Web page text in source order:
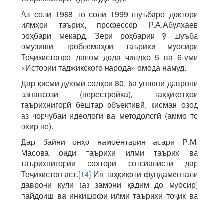
Аз соли 1988 то соли 1999 шуъбаро доктори
илмҳои таърих, профессор Р.А.Абулхаев
роҳбари мекард. Зери роҳбарии ӯ шуъба
омузиши проблемаҳои таърихи муосири
Тоҷикистонро давом дода ҷилдҳо 5 ва 6-уми
«Истории таджикского народа» омода намуд.
Дар қисми дуюми солҳои 80, ба унвони даврони
азнавсози (перестройка), таҳқиқотҳои
таърихнигорӣ бештар объективӣ, қисман озод
аз чорчубаи идеологи ва методологӣ (аммо то
охир не).
Дар байни онҳо намоёнтарин асари Р.М.
Масова оиди таърихи илми таърих ва
таърихнигории сохтори сотсиалисти дар
Тоҷикистон аст.[14] Ин таҳқиқоти фундаменталӣ
даврони кули (аз замони қадим до муосир)
пайдоиш ва инкишофи илми таърихи тоҷик ва